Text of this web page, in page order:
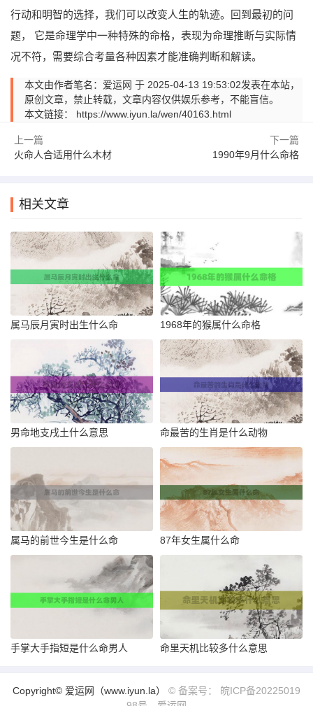
行动和明智的选择，我们可以改变人生的轨迹。回到最初的问
题， 它是命理学中一种特殊的命格，表现为命理推断与实际情
况不符，需要综合考量各种因素才能准确判断和解读。
本文由作者笔名：爱运网 于 2025-04-13 19:53:02发表在本站，
原创文章，禁止转载，文章内容仅供娱乐参考，不能盲信。
本文链接： https://www.iyun.la/wen/40163.html
上一篇
火命人合适用什么木材
下一篇
1990年9月什么命格
相关文章
属马辰月寅时出生什么命 1968年的猴属什么命格
男命地支戌土什么意思 命最苦的生肖是什么动物
属马的前世今生是什么命 87年女生属什么命
手掌大手指短是什么命男人 命里天机比较多什么意思
Copyright© 爱运网（www.iyun.la） © 备案号： 皖ICP备20225019